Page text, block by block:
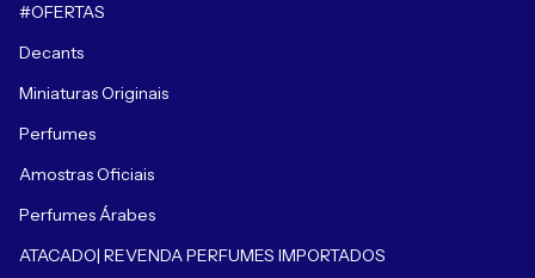
#OFERTAS
Decants
Miniaturas Originais
Perfumes
Amostras Oficiais
Perfumes Árabes
ATACADO| REVENDA PERFUMES IMPORTADOS